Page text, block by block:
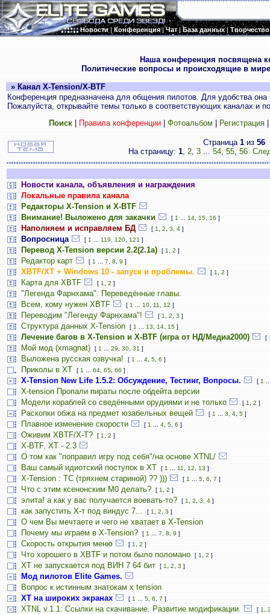
Новости|Конференция|Чат|База данных|Творчество
Наша конференция посвящена
Политические вопросы и происходящие в
» Канал X-Tension/X-BTF
Конференция предназначена для общения пилотов. Для удобства
Пожалуйста, открывайте темы только в соответствующих каналах и
Поиск| Правила конференции| Фотоальбом Регистрация
Страница 1из 56
На страницу: 1, 2, 3 ... 54, 55, 56
Новости канала, объявления и награждения
Локальные правила канала
Редакторы X-Tension и X-BTF
Внимание! Выложено для закачки
[ 1 14 15 16 ]
Наполняем и исправляем БД [ 1 2 3 4 ]
Вопросница [ 1 119 120 121 ]
Перевод X-Tension версии 2.2(2.1а) [ 1 2 ]
Редактор карт [ 1 7 8 9 ]
XBTF/XT + Windows 10 - запуск и проблемы. [ 1 2 ]
Карта для XBTF [ 1 2 ]
"Легенда Фарнхама". Переведённые главы.
Всем, кому нужен XBTF
[ 1 10 11 12 ]
Переводим "Легенду Фарнхама"! [ 1 2 3 ]
Структура данных X-Tension [ 1 13 14 15 ]
Лечение багов в X-Tension и X-BTF (игра от НД/Медиа2000) [
Мой мод (xmagnat) [ 1 29 30 31 ]
Выложена русская озвучка! [ 1 4 5 6 ]
Приколы в ХТ [ 1 64 65 66 ]
X-Tension New Life 1.5.2: Обсуждение, Тестинг, Вопросы. [ 1
X-tension Пропали пираты после обдейта версии
Модели кораблей со сведёнными орудиями и не только
[ 1 2 ]
Раскопки обжа на предмет юзабельных вещей [ 1 3 4 5 ]
Плавное изменение скорости [ 1 4 5 6 ]
Оживим XBTF/X-T? [ 1 2 ]
X-BTF, XT - 2.3
О том как "поправил игру под себя"/на основе XTNL/
Ваш самый идиотский поступок в ХТ
[ 1 11 12 13 ]
X-Tension : TC (тряхнем стариной) ?? ))) [ 1 5 6 7 ]
Что с этим ксенонским M0 делать? [ 1 2 ]
элита! а как у вас получается воевать-то? [ 1 2 3 4 ]
как запустить Х-т под виндус 7... [ 1 2 3 ]
О чем Вы мечтаете и чего не хватает в X-Tension
Почему мы играем в X-Tension?
[ 1 7 8 9 ]
Скорость открытия меню [ 1 2 ]
Что хорошего в XBTF и потом было поломано [ 1 2 ]
ХТ не запускается под ВИН 7 64 бит [ 1 2 3 ]
Мод пилотов Elite Games.
Вопрос к истинным знатокам x tension
ХТ на широких экранах
[ 1 5 6 7 ]
XTNL v.1.1: Ссылки на скачивание. Развитие модификации. [ 1